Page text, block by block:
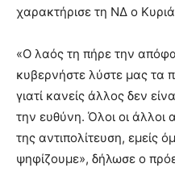
χαρακτήρισε τη ΝΔ ο
«Ο λαός τη πήρε την
κυβερνήστε λύστε μας τα
γιατί κανείς άλλος δεν
την ευθύνη. Όλοι οι άλλοι
της αντιπολίτευση, εμείς
ψηφίζουμε», δήλωσε ο